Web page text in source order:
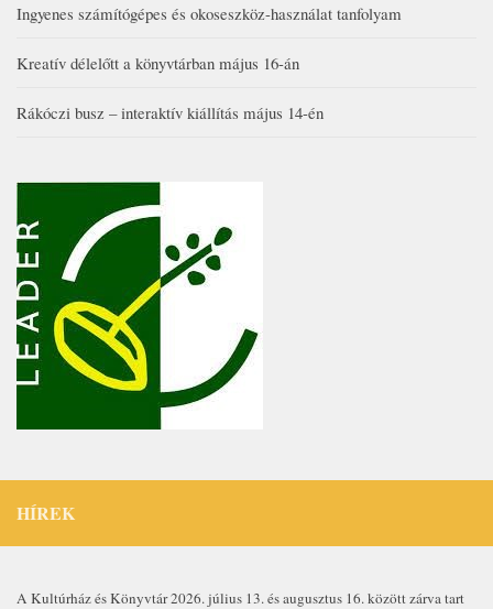
Ingyenes számítógépes és okoseszköz-használat tanfolyam
Kreatív délelőtt a könyvtárban május 16-án
Rákóczi busz – interaktív kiállítás május 14-én
HÍREK
A Kultúrház és Könyvtár 2026. július 13. és augusztus 16. között zárva tart